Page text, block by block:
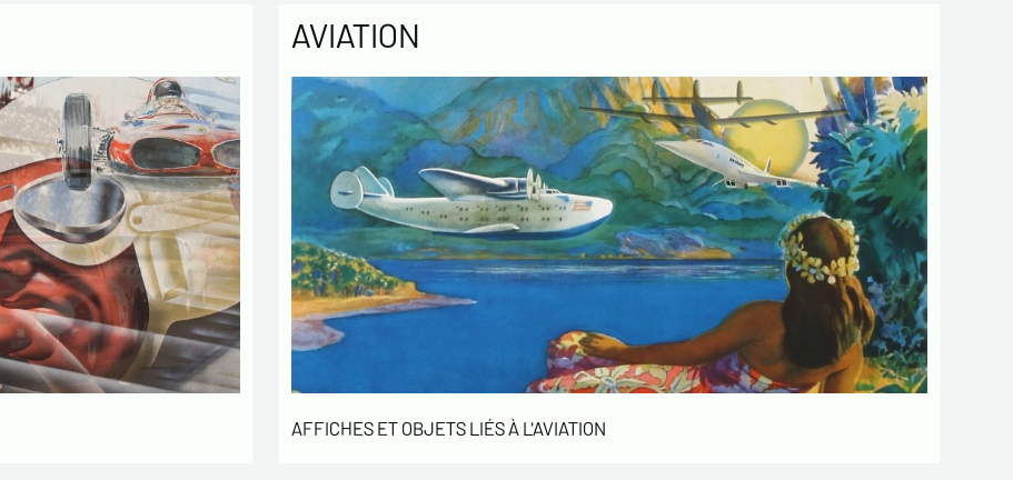
Conformément à la loi « informatique et libertés », vous
pouvez exercer votre droit d'accès aux données vous
concernant et les faire rectifier en nous contactant. Nous
vous informons de l’existence de la liste d'opposition au
démarchage téléphonique « Bloctel », sur laquelle vous
pouvez vous inscrire ici :https://conso.bloctel.fr/
En cochant cette case, j'accepte que les
informations saisies dans ce formulaire soient
utilisées pour me contacter dans le cadre de cet
échange commercial.
En cochant cette case, j'accepte de recevoir
des Lettres d'information de votre part
concernant votre activités.
* champs obligatoires
AVIATION
AFFICHES ET OBJETS LIÉS À L'AVIATION